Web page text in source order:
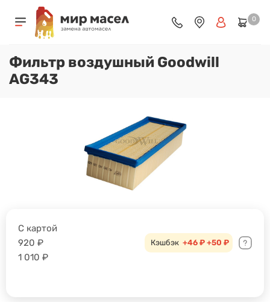
0
Фильтр воздушный Goodwill
AG343
С картой
920 ₽
1 010 ₽
Кэшбэк +46 ₽ +50 ₽